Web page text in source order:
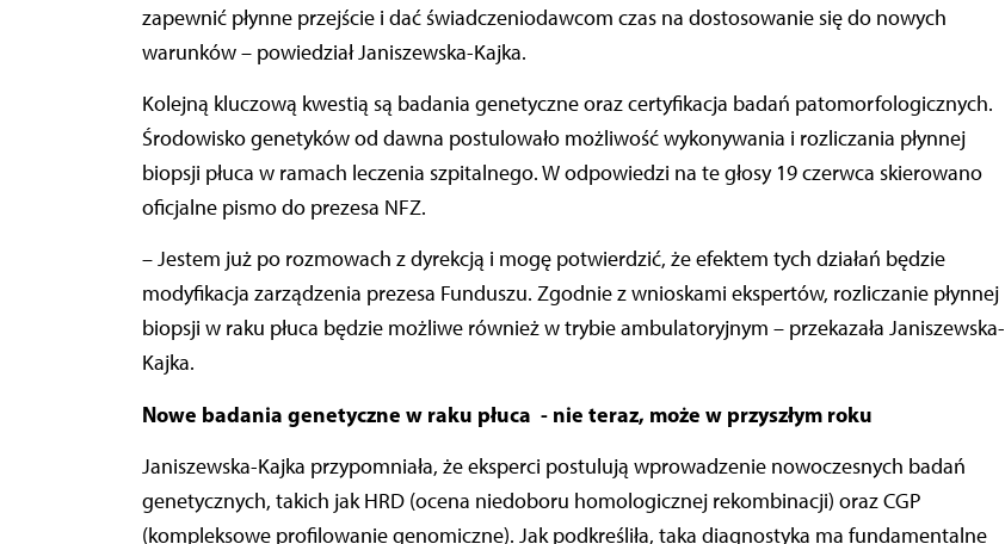
zapewnić płynne przejście i dać świadczeniodawcom czas na dostosowanie się do nowych
warunków – powiedział Janiszewska-Kajka.
Kolejną kluczową kwestią są badania genetyczne oraz certyfikacja badań patomorfologicznych.
Środowisko genetyków od dawna postulowało możliwość wykonywania i rozliczania płynnej
biopsji płuca w ramach leczenia szpitalnego. W odpowiedzi na te głosy 19 czerwca skierowano
oficjalne pismo do prezesa NFZ.
– Jestem już po rozmowach z dyrekcją i mogę potwierdzić, że efektem tych działań będzie
modyfikacja zarządzenia prezesa Funduszu. Zgodnie z wnioskami ekspertów, rozliczanie płynnej
biopsji w raku płuca będzie możliwe również w trybie ambulatoryjnym – przekazała Janiszewska-
Kajka.
Nowe badania genetyczne w raku płuca - nie teraz, może w przyszłym roku
Janiszewska-Kajka przypomniała, że eksperci postulują wprowadzenie nowoczesnych badań
genetycznych, takich jak HRD (ocena niedoboru homologicznej rekombinacji) oraz CGP
(kompleksowe profilowanie genomiczne). Jak podkreśliła, taka diagnostyka ma fundamentalne